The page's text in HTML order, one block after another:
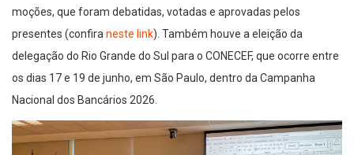
moções, que foram debatidas, votadas e aprovadas pelos
presentes (confira neste link). Também houve a eleição da
delegação do Rio Grande do Sul para o CONECEF, que ocorre entre
os dias 17 e 19 de junho, em São Paulo, dentro da Campanha
Nacional dos Bancários 2026.